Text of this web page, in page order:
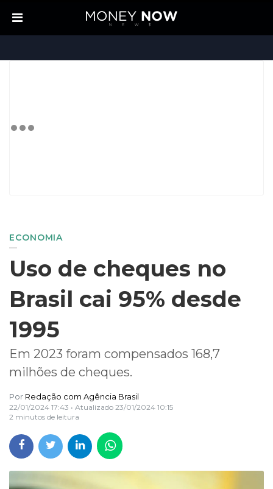
ECONOMIA
Uso de cheques no
Brasil cai 95% desde
1995
Em 2023 foram compensados 168,7
milhões de cheques.
Por Redação com Agência Brasil
22/01/2024 17:43 • Atualizado 23/01/2024 10:15
2 minutos de leitura